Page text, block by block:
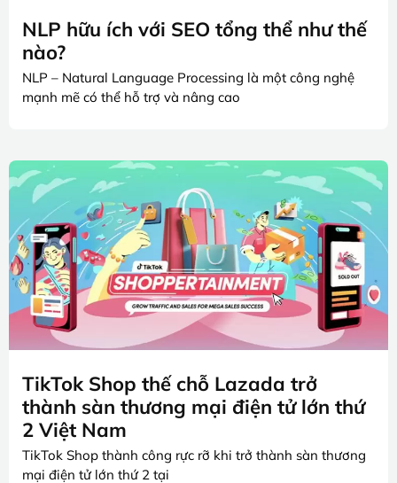
NLP hữu ích với SEO tổng thể như thế
nào?
NLP – Natural Language Processing là một công nghệ
mạnh mẽ có thể hỗ trợ và nâng cao
TikTok Shop thế chỗ Lazada trở
thành sàn thương mại điện tử lớn thứ
2 Việt Nam
TikTok Shop thành công rực rỡ khi trở thành sàn thương
mại điện tử lớn thứ 2 tại